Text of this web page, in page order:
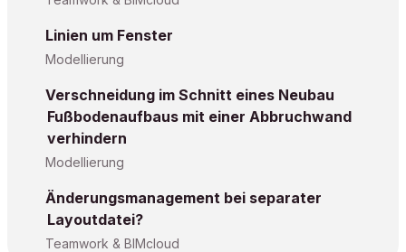
Linien um Fenster
Modellierung
Verschneidung im Schnitt eines Neubau
Fußbodenaufbaus mit einer Abbruchwand
verhindern
Modellierung
Änderungsmanagement bei separater
Layoutdatei?
Teamwork & BIMcloud